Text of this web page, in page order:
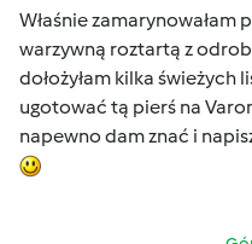
Właśnie zamarynowałam
warzywną roztartą z
dołożyłam kilka świeżych
ugotować tą pierś na
napewno dam znać i